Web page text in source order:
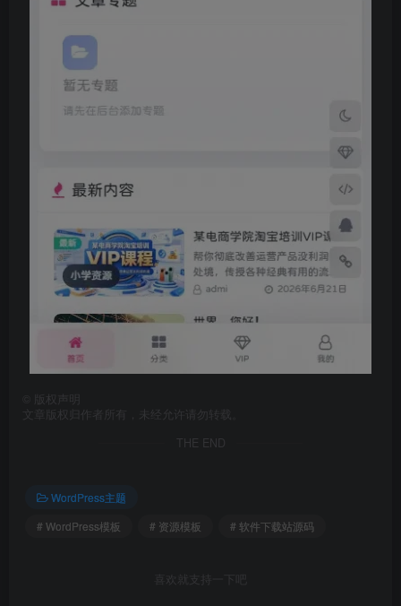
版权声明
文章版权归作者所有，未经允许请勿转载。
THE END
WordPress主题
# WordPress模板
# 资源模板 # 软件下载站源码
喜欢就支持一下吧